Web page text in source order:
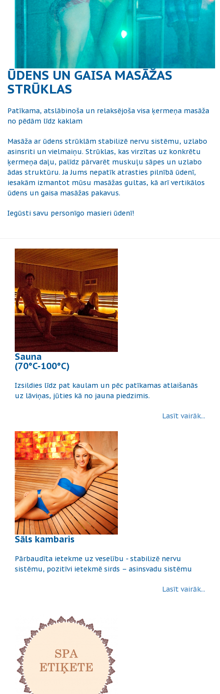
ŪDENS UN GAISA MASĀŽAS
STRŪKLAS
Patīkama, atslābinoša un relaksējoša visa ķermeņa masāža
no pēdām līdz kaklam
Masāža ar ūdens strūklām stabilizē nervu sistēmu, uzlabo
asinsriti un vielmaiņu. Strūklas, kas virzītas uz konkrētu
ķermeņa daļu, palīdz pārvarēt muskuļu sāpes un uzlabo
ādas struktūru. Ja Jums nepatīk atrasties pilnībā ūdenī,
iesakām izmantot mūsu masāžas gultas, kā arī vertikālos
ūdens un gaisa masāžas pakavus.
Iegūsti savu personīgo masieri ūdenī!
Sauna
(70°C-100°C)
Izsildies līdz pat kaulam un pēc patīkamas atlaišanās
uz lāviņas, jūties kā no jauna piedzimis.
Lasīt vairāk...
Sāls kambaris
Pārbaudīta ietekme uz veselību - stabilizē nervu
sistēmu, pozitīvi ietekmē sirds – asinsvadu sistēmu
Lasīt vairāk...